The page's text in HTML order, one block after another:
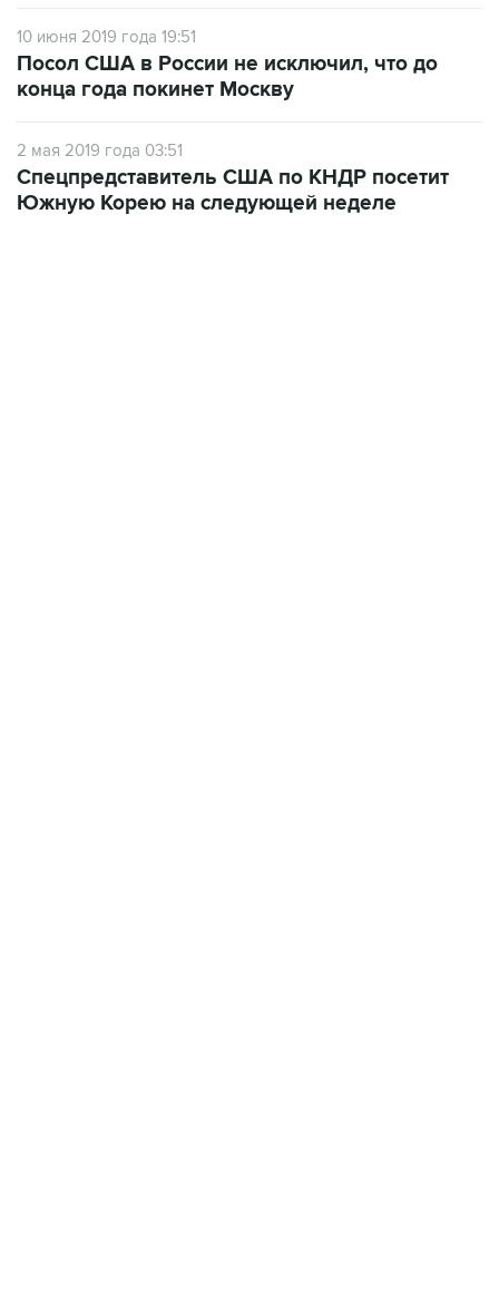
10 июня 2019 года 19:51
Посол США в России не исключил, что до
конца года покинет Москву
2 мая 2019 года 03:51
Спецпредставитель США по КНДР посетит
Южную Корею на следующей неделе